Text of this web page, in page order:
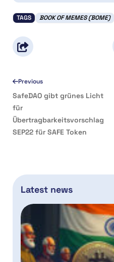
TAGS BOOK OF MEMES (BOME)
Previous
SafeDAO gibt grünes Licht
für
Übertragbarkeitsvorschlag
SEP22 für SAFE Token
Latest news